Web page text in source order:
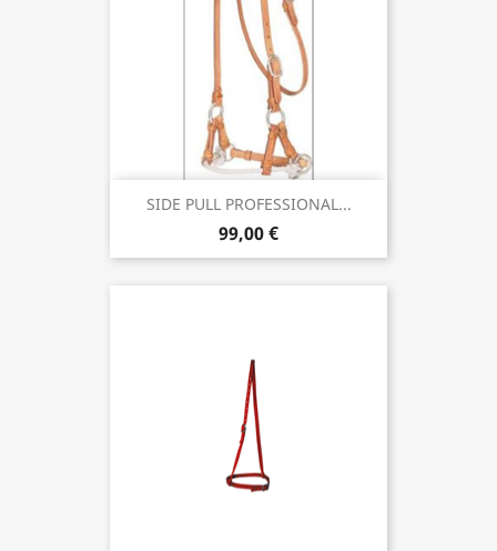
SIDE PULL PROFESSIONAL...
99,00 €